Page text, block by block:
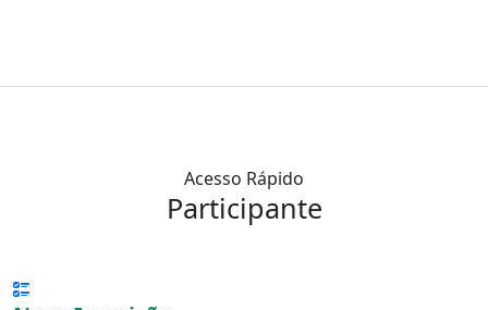
Acesso Rápido
Participante